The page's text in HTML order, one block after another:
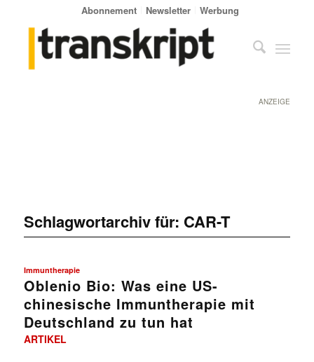
Abonnement Newsletter Werbung
ANZEIGE
Schlagwortarchiv für: CAR-T
Immuntherapie
Oblenio Bio: Was eine US-
chinesische Immuntherapie mit
Deutschland zu tun hat
ARTIKEL